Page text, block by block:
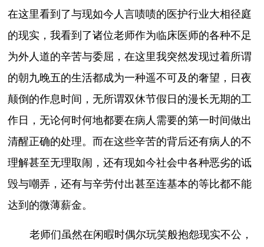
在这里看到了与现如今人言啧啧的医护行业大相径庭
的现实，我看到了诸位老师作为临床医师的各种不足
为外人道的辛苦与委屈，在这里我突然发现过着所谓
的朝九晚五的生活都成为一种遥不可及的奢望，日夜
颠倒的作息时间，无所谓双休节假日的漫长无期的工
作日，无论何时何地都要在病人需要的第一时间做出
清醒正确的处理。而在这些辛苦的背后还有病人的不
理解甚至无理取闹，还有现如今社会中各种恶劣的诋
毁与嘲弄，还有与辛劳付出甚至连基本的等比都不能
达到的微薄薪金。
老师们虽然在闲暇时偶尔玩笑般抱怨现实不公，